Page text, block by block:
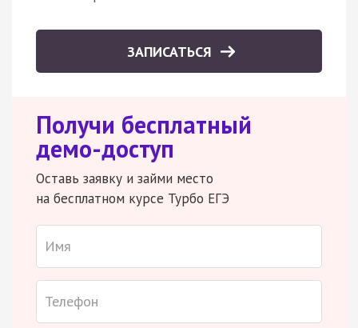
ЗАПИСАТЬСЯ
Получи бесплатный
демо-доступ
Оставь заявку и займи место
на бесплатном курсе Турбо ЕГЭ